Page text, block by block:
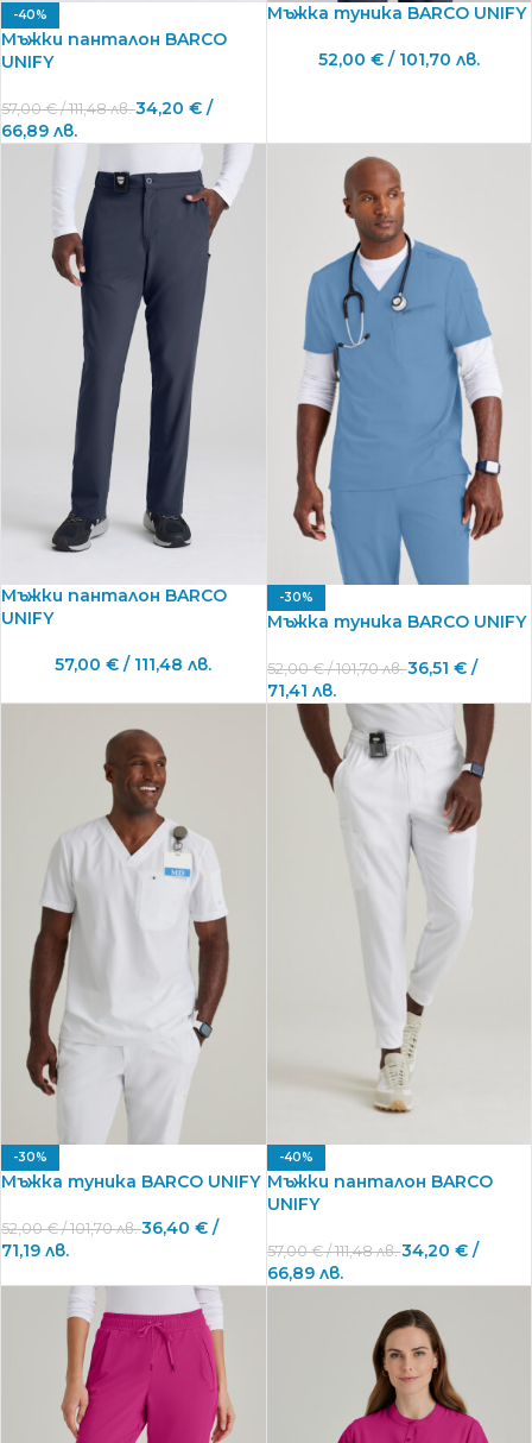
-40%
Мъжки панталон BARCO
UNIFY
57,00€/ 111,48 лв.34,20 € /
66,89 лв.
Мъжка туника BARCO UNIFY
52,00 €/ 101,70 лв.
Мъжки панталон BARCO
UNIFY
57,00€ / 111,48 лв.
-30%
Мъжка туника BARCO UNIFY
52,00€/ 101,70 лв.36,51 €/
71,41 лв.
-30%
Мъжка туника BARCO UNIFY
52,00€/ 101,70 лв.36,40 € /
71,19 лв.
-40%
Мъжки панталон BARCO
UNIFY
57,00€/ 111,48 лв.34,20 €/
66,89 лв.